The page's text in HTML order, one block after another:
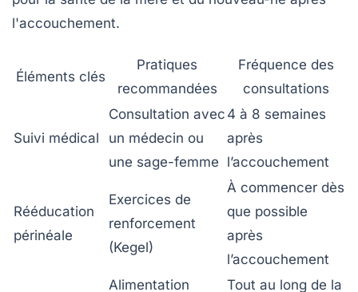
Éléments clés
Pratiques
recommandées
Fréquence des
consultations
Suivi médical
Consultation avec
un médecin ou
une sage-femme
4 à 8 semaines
après
l’accouchement
Rééducation
périnéale
Exercices de
renforcement
(Kegel)
À commencer dès
que possible
après
l’accouchement
Alimentation
Tout au long de la